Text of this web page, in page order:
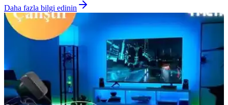
Daha fazla bilgi edinin